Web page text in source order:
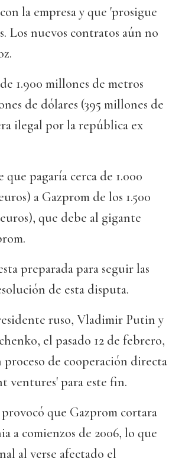
la empresa y que 'prosigue
Los nuevos contratos aún no
1.900 millones de metros
de dólares (395 millones de
ilegal por la república ex
pagaría cerca de 1.000
a Gazprom de los 1.500
que debe al gigante
preparada para seguir las
de esta disputa.
ruso, Vladimir Putin y
el pasado 12 de febrero,
de cooperación directa
ventures' para este fin.
que Gazprom cortara
a comienzos de 2006, lo que
al verse afectado el